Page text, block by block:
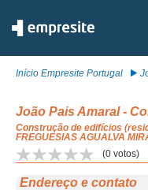
Início Empresite Portugal
João Pais Amaral -
Construção de edifícios
FREGUESIAS AGUALVA
(0 votos)
Endereço e contato